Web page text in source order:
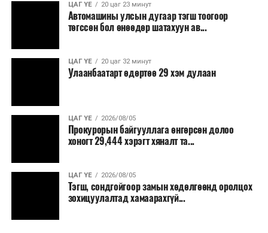
ЦАГ ҮЕ 20 цаг 23 минут
Автомашины улсын дугаар тэгш тоогоор
төгссөн бол өнөөдөр шатахуун ав...
ЦАГ ҮЕ 20 цаг 32 минут
Улаанбаатарт өдөртөө 29 хэм дулаан
ЦАГ ҮЕ 2026/08/05
Прокурорын байгууллага өнгөрсөн долоо
хоногт 29,444 хэрэгт хяналт та...
ЦАГ ҮЕ 2026/08/05
Тэгш, сондгойгоор замын хөдөлгөөнд оролцох
зохицуулалтад хамаарахгүй...